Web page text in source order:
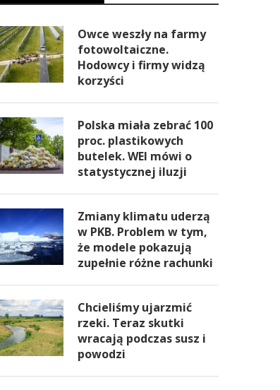
Owce weszły na farmy
fotowoltaiczne.
Hodowcy i firmy widzą
korzyści
Polska miała zebrać 100
proc. plastikowych
butelek. WEI mówi o
statystycznej iluzji
Zmiany klimatu uderzą
w PKB. Problem w tym,
że modele pokazują
zupełnie różne rachunki
Chcieliśmy ujarzmić
rzeki. Teraz skutki
wracają podczas susz i
powodzi